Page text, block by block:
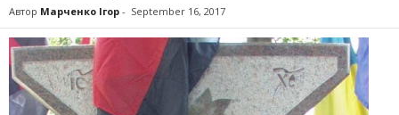
Автор Марченко Ігор - September 16, 2017